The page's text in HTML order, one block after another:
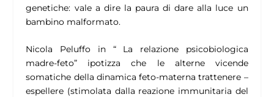
genetiche: vale a dire la paura di dare alla luce un
bambino malformato.
Nicola Peluffo in “ La relazione psicobiologica
madre-feto” ipotizza che le alterne vicende
somatiche della dinamica feto-materna trattenere –
espellere (stimolata dalla reazione immunitaria del